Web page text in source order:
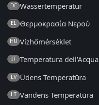
DE Wassertemperatur
EL Θερμοκρασία Νερού
HU Vízhőmérséklet
IT Temperatura dell'Acqua
LV Ūdens Temperatūra
LT Vandens Temperatūra